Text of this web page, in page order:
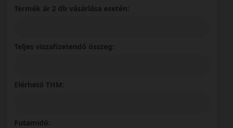
Termék ár 2 db vásárlása esetén:
Teljes viszafizetendő összeg:
Elérhető THM:
Futamidő: